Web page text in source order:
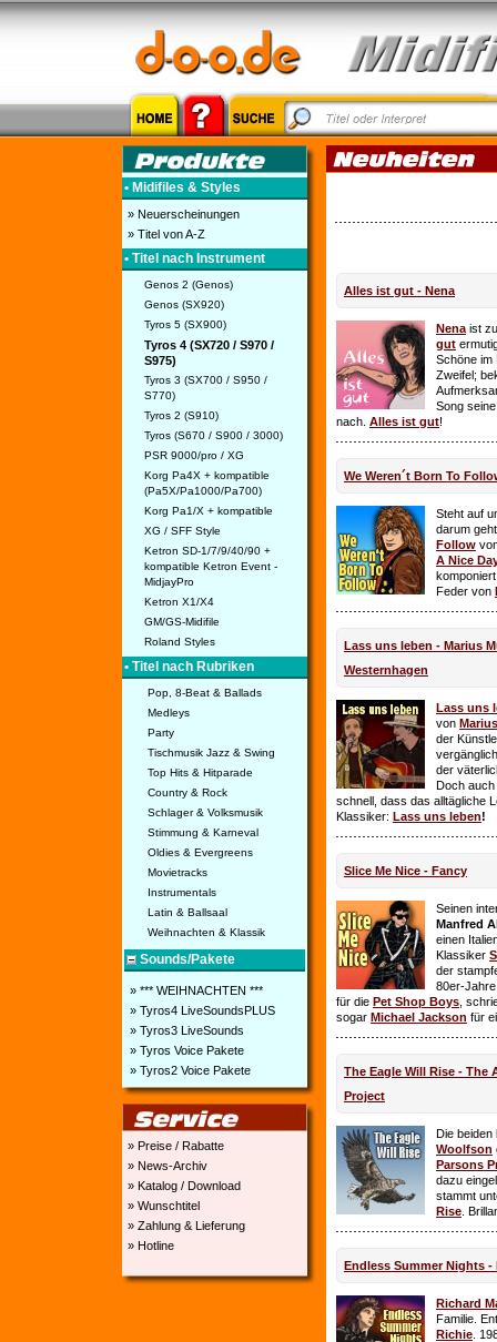
• Midifiles & Styles
» Neuerscheinungen
» Titel von A-Z
• Titel nach Instrument
Genos 2 (Genos)
Genos (SX920)
Tyros 5 (SX900)
Tyros 4 (SX720 / S970 /
S975)
Tyros 3 (SX700 / S950 /
S770)
Tyros 2 (S910)
Tyros (S670 / S900 / 3000)
PSR 9000/pro / XG
Korg Pa4X + kompatible
(Pa5X/Pa1000/Pa700)
Korg Pa1/X + kompatible
XG / SFF Style
Ketron SD-1/7/9/40/90 +
kompatible Ketron Event -
MidjayPro
Ketron X1/X4
GM/GS-Midifile
Roland Styles
• Titel nach Rubriken
Pop, 8-Beat & Ballads
Medleys
Party
Tischmusik Jazz & Swing
Top Hits & Hitparade
Country & Rock
Schlager & Volksmusik
Stimmung & Karneval
Oldies & Evergreens
Movietracks
Instrumentals
Latin & Ballsaal
Weihnachten & Klassik
Sounds/Pakete
» *** WEIHNACHTEN ***
» Tyros4 LiveSoundsPLUS
» Tyros3 LiveSounds
» Tyros Voice Pakete
» Tyros2 Voice Pakete
» Preise / Rabatte
» News-Archiv
» Katalog / Download
» Wunschtitel
» Zahlung & Lieferung
» Hotline
Alles ist gut - Nena
Nena ist
gut
Schöne im
Zweifel;
Song
nach. Alles ist gut!
We Weren´t Born To
Steht auf
darum
Follow
A Nice
Feder von
Lass uns leben - Marius
Westernhagen
Lass uns
von
der
der
Doch auch
schnell, dass das alltägliche
Klassiker: Lass uns leben!
Slice Me Nice - Fancy
Seinen
Manfred
einen
Klassiker
der
80er-
für die Pet Shop Boys ,
sogar Michael Jackson für
The Eagle Will Rise - The
Project
Die beiden
Woolfson
Parsons
dazu
stammt
Rise .
Endless Summer Nights -
Richard
Familie.
Richie .